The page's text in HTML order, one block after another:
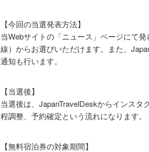
【今回の当選発表方法】
当Webサイトの「ニュース」ページにて
線）からお選びいただけます。また、
通知も行います。
【当選後】
当選後は、JapanTravelDeskからインス
程調整、予約確定という流れになります。
【無料宿泊券の対象期間】